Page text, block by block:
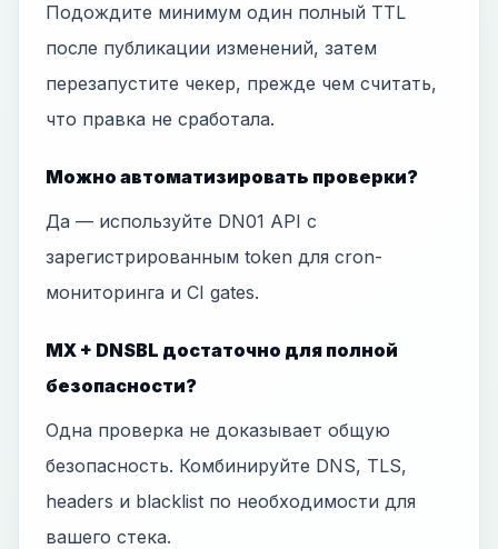
Подождите минимум один полный TTL
после публикации изменений, затем
перезапустите чекер, прежде чем считать,
что правка не сработала.
Можно автоматизировать проверки?
Да — используйте DN01 API с
зарегистрированным token для cron-
мониторинга и CI gates.
MX + DNSBL достаточно для полной
безопасности?
Одна проверка не доказывает общую
безопасность. Комбинируйте DNS, TLS,
headers и blacklist по необходимости для
вашего стека.